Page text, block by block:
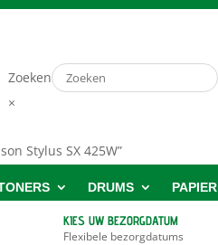
Zoeken
×
DRUMS PAPIER
KIES UW BEZORGDATUM
Flexibele bezorgdatums
Stylus SX 425W”